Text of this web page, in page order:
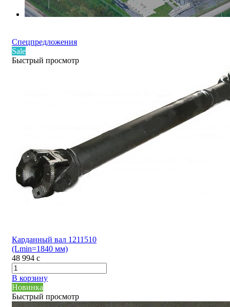
Спецпредложения
Sale
Быстрый просмотр
Карданный вал 1211510
(Lmin=1840 мм)
48 994 c
В корзину
Новинка
Быстрый просмотр